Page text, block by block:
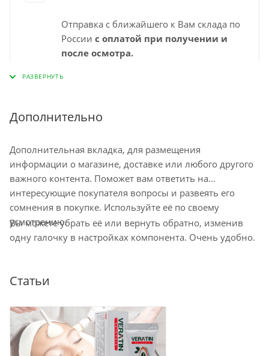
Отправка с ближайшего к Вам склада по
России с оплатой при получении и
после осмотра.
самовывоза СДЭК и забирайте заказ
"ориентировочно" на странице
наличия на ближайшем складе.
Минимальный срок доставки – 1-2
рабочих дня. Срок ожидания заказа в
пункте самовывоза до 10 дней
Остались вопросы по доставке
напишите нам?
Доставка курьером СДЭК по России
Дополнительно
Дополнительная вкладка, для размещения
информации о магазине, доставке или любого другого
важного контента. Поможет вам ответить на
интересующие покупателя вопросы и развеять его
сомнения в покупке. Используйте её по своему
усмотрению.
Вы можете убрать её или вернуть обратно, изменив
одну галочку в настройках компонента. Очень удобно.
Статьи